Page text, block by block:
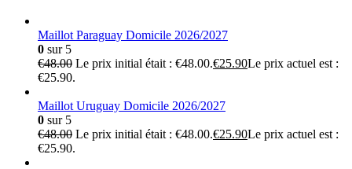
Maillot Paraguay Domicile 2026/2027
0 sur 5
€48.00 Le prix initial était : €48.00.€25.90Le prix actuel est :
€25.90.
Maillot Uruguay Domicile 2026/2027
0 sur 5
€48.00 Le prix initial était : €48.00.€25.90Le prix actuel est :
€25.90.